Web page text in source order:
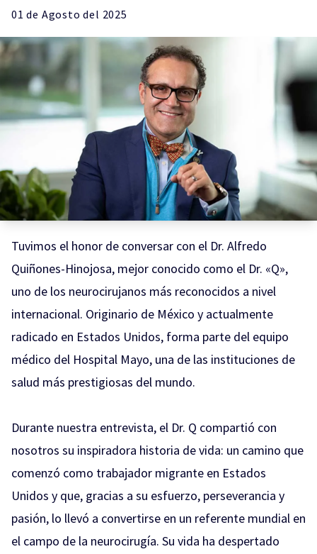
01 de Agosto del 2025
Tuvimos el honor de conversar con el Dr. Alfredo
Quiñones-Hinojosa, mejor conocido como el Dr. «Q»,
uno de los neurocirujanos más reconocidos a nivel
internacional. Originario de México y actualmente
radicado en Estados Unidos, forma parte del equipo
médico del Hospital Mayo, una de las instituciones de
salud más prestigiosas del mundo.
Durante nuestra entrevista, el Dr. Q compartió con
nosotros su inspiradora historia de vida: un camino que
comenzó como trabajador migrante en Estados
Unidos y que, gracias a su esfuerzo, perseverancia y
pasión, lo llevó a convertirse en un referente mundial en
el campo de la neurocirugía. Su vida ha despertado